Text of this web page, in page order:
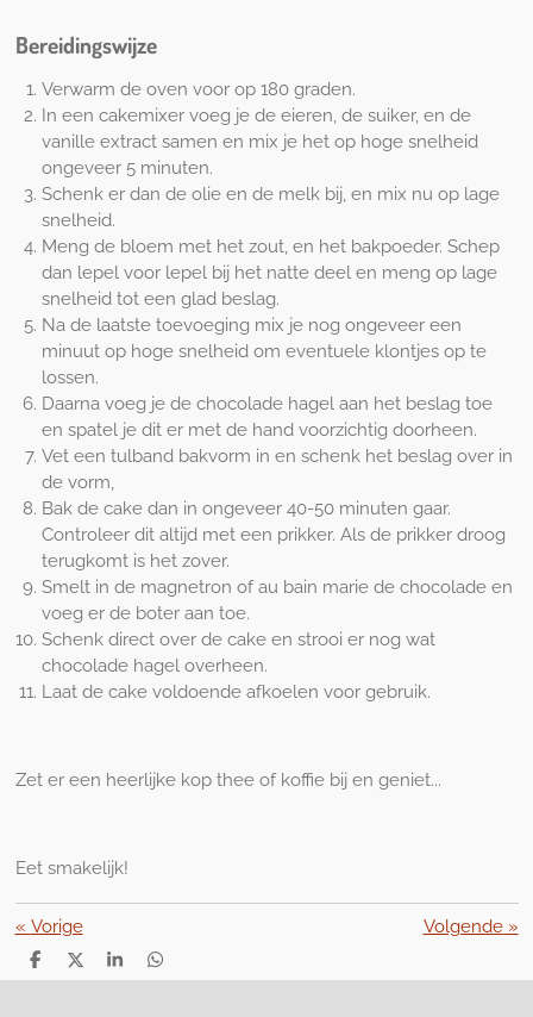
Bereidingswijze
Verwarm de oven voor op 180 graden.
In een cakemixer voeg je de eieren, de suiker, en de
vanille extract samen en mix je het op hoge snelheid
ongeveer 5 minuten.
Schenk er dan de olie en de melk bij, en mix nu op lage
snelheid.
Meng de bloem met het zout, en het bakpoeder. Schep
dan lepel voor lepel bij het natte deel en meng op lage
snelheid tot een glad beslag.
Na de laatste toevoeging mix je nog ongeveer een
minuut op hoge snelheid om eventuele klontjes op te
lossen.
Daarna voeg je de chocolade hagel aan het beslag toe
en spatel je dit er met de hand voorzichtig doorheen.
Vet een tulband bakvorm in en schenk het beslag over in
de vorm,
Bak de cake dan in ongeveer 40-50 minuten gaar.
Controleer dit altijd met een prikker. Als de prikker droog
terugkomt is het zover.
Smelt in de magnetron of au bain marie de chocolade en
voeg er de boter aan toe.
Schenk direct over de cake en strooi er nog wat
chocolade hagel overheen.
Laat de cake voldoende afkoelen voor gebruik.
Zet er een heerlijke kop thee of koffie bij en geniet...
Eet smakelijk!
« Vorige Volgende»
D
e
D
e
S
h
D
e